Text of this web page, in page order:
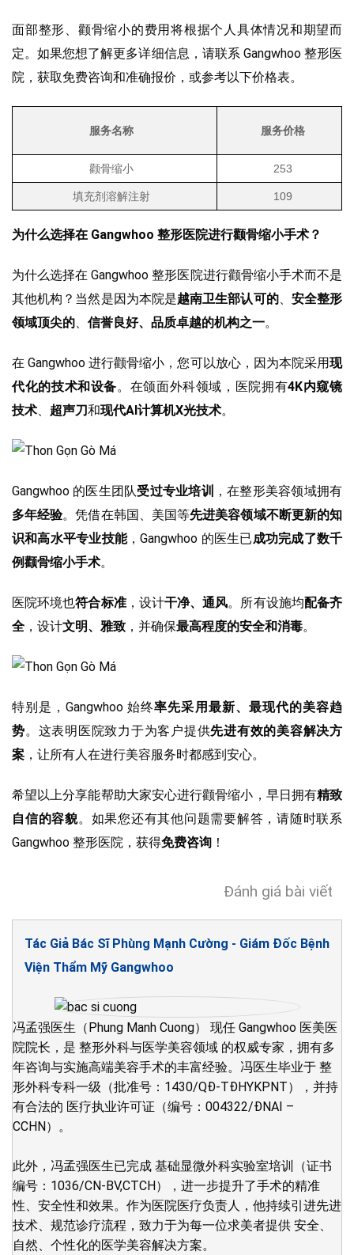
面部整形、颧骨缩小的费用将根据个人具体情况和期望而
定。如果您想了解更多详细信息，请联系 Gangwhoo 整形医
院，获取免费咨询和准确报价，或参考以下价格表。
服务名称 服务价格
颧骨缩小 253
填充剂溶解注射 109
为什么选择在 Gangwhoo 整形医院进行颧骨缩小手术？
为什么选择在 Gangwhoo 整形医院进行颧骨缩小手术而不是
其他机构？当然是因为本院是越南卫生部认可的、 安全整形
领域顶尖的、 信誉良好、品质卓越的机构之一。
在 Gangwhoo 进行颧骨缩小，您可以放心，因为本院采用现
代化的技术和设备。在颌面外科领域，医院拥有4K内窥镜
技术
超声刀和现代AI计算机X光技术。
Gangwhoo 的医生团队受过专业培训 ，在整形美容领域拥有
多年经验。凭借在韩国、美国等先进美容领域不断更新的知
识和高水平专业技能，Gangwhoo 的医生已成功完成了数千
例颧骨缩小手术。
医院环境也符合标准，设计干净、通风。所有设施均配备齐
全 ，设计文明、雅致 ，并确保最高程度的安全和消毒。
特别是，Gangwhoo 始终率先采用最新、最现代的美容趋
势。这表明医院致力于为客户提供先进有效的美容解决方
案 ，让所有人在进行美容服务时都感到安心。
希望以上分享能帮助大家安心进行颧骨缩小，早日拥有精致
自信的容貌。如果您还有其他问题需要解答，请随时联系
Gangwhoo 整形医院，获得免费咨询 ！
Đánh giá bài viết
Tác Giả Bác Sĩ Phùng Mạnh Cường - Giám Đốc Bệnh
Viện Thẩm Mỹ Gangwhoo
冯孟强医生（Phung Manh Cuong） 现任 Gangwhoo 医美医
院院长，是 整形外科与医学美容领域 的权威专家，拥有多
年咨询与实施高端美容手术的丰富经验。冯医生毕业于 整
形外科专科一级（批准号：1430/QĐ-TĐHYKPNT），并持
有合法的 医疗执业许可证（编号：004322/ĐNAI –
CCHN）。
此外，冯孟强医生已完成 基础显微外科实验室培训（证书
编号：1036/CN-BV,CTCH），进一步提升了手术的精准
性、安全性和效果。作为医院医疗负责人，他持续引进先进
技术、规范诊疗流程，致力于为每一位求美者提供 安全、
自然、个性化的医学美容解决方案。